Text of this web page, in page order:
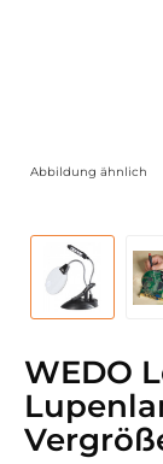
Abbildung ähnlich
WEDO